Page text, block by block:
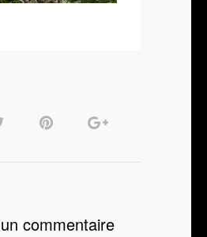
commentaire